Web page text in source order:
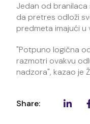
Jedan od
da pretres odloži
predmeta imajući u
"Potpuno logična
razmotri ovakvu
nadzora", kazao je
Share: